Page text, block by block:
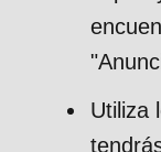
Utiliza